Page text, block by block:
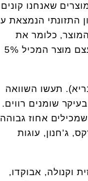
שאנחנו קונים
התזונתי הנמצאת
כך יודעים כמה גרם שומן נמצא ב-100 גרם המוצר, כלומר את
האחוז השומן במוצר. מוצר שיש בו 5 גר' שומן ל-100 גר' הוא בעצם מוצר המכיל 5%
תעשו השוואה
שומנים רווים.
אחוז גבוהה
ומוצרים כמו בורקס, ג'חנון, עוגות
וקנולה, אבוקדו,